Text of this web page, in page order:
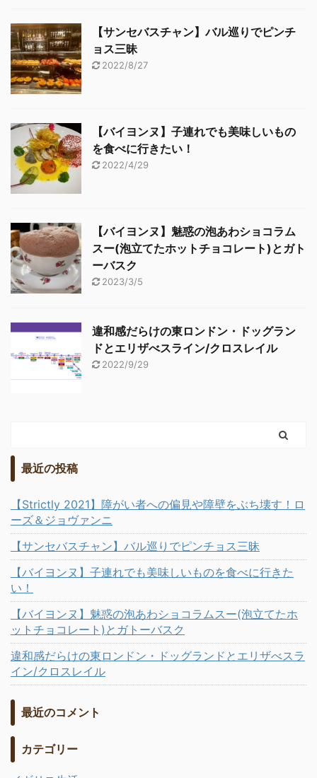
【サンセバスチャン】バル巡りでピンチ
ョス三昧
2022/8/27
【バイヨンヌ】子連れでも美味しいもの
を食べに行きたい！
2022/4/29
【バイヨンヌ】魅惑の泡あわショコラム
スー(泡立てたホットチョコレート)とガト
ーバスク
2023/3/5
違和感だらけの東ロンドン・ドッグラン
ドとエリザべスライン/クロスレイル
2022/9/29
最近の投稿
【Strictly 2021】障がい者への偏見や障壁をぶち壊す！ロ
ーズ＆ジョヴァンニ
【サンセバスチャン】バル巡りでピンチョス三昧
【バイヨンヌ】子連れでも美味しいものを食べに行きた
い！
【バイヨンヌ】魅惑の泡あわショコラムスー(泡立てたホ
ットチョコレート)とガトーバスク
違和感だらけの東ロンドン・ドッグランドとエリザべスラ
イン/クロスレイル
最近のコメント
カテゴリー